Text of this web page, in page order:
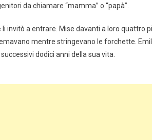
da chiamare “mamma” o “papà”.
invitò a entrare. Mise davanti a loro quattro
mentre stringevano le forchette.
dodici anni della sua vita.